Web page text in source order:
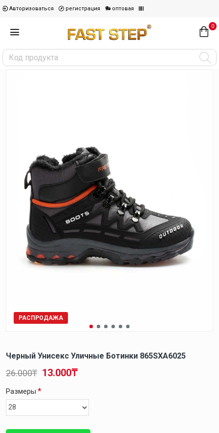
Авторизоваться регистрация оптовая
0
РАСПРОДАЖА
Черный Унисекс Уличные Ботинки 865SXA6025
13.000₸
26.000₸
Размеры